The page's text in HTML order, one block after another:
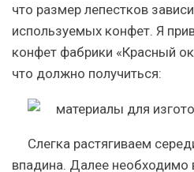
что размер лепестков
используемых конфет. Я
конфет фабрики «Красный
что должно получиться:
Слегка растягиваем
впадина. Далее необходимо